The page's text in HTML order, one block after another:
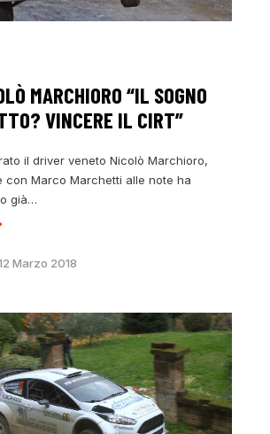
MARCHIORO “IL SOGNO
VINCERE IL CIRT”
il driver veneto Nicolò Marchioro,
con Marco Marchetti alle note ha
già…
Marzo 2018